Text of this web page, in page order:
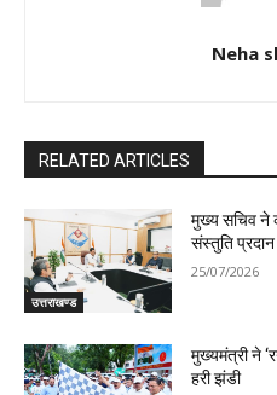
Neha
RELATED ARTICLES
उत्तराखण्ड
मुख्य सचिव ने
संस्तुति प्रदान
25/07/2026
मुख्यमंत्री ने
हरी झंडी